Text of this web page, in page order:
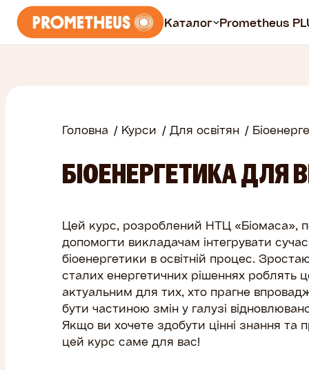
Каталог
Всі курси
Prometheus PLUS
Prometheus
Головна Курси Для освітян
БІОЕНЕРГЕТИКА ДЛЯ
Цей курс, розроблений НТЦ «Біомаса»,
допомогти викладачам інтегрувати
біоенергетики в освітній процес.
сталих енергетичних рішеннях роблять
актуальним для тих, хто прагне
бути частиною змін у галузі
Якщо ви хочете здобути цінні знання та
цей курс саме для вас!